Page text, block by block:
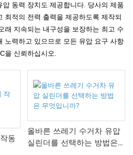
동력 장치도 제공합니다. 당사의 제품
최적의 전력 출력을 제공하도록 제작되
래 지속되는 내구성을 보장하는 최고 수
노력하고 있으므로 모든 유압 요구 사항
을 신뢰하십시오.
동
올바른 쓰레기 수거차 유압
실린더를 선택하는 방법은